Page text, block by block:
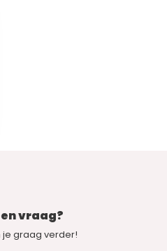
vraag?
je graag verder!